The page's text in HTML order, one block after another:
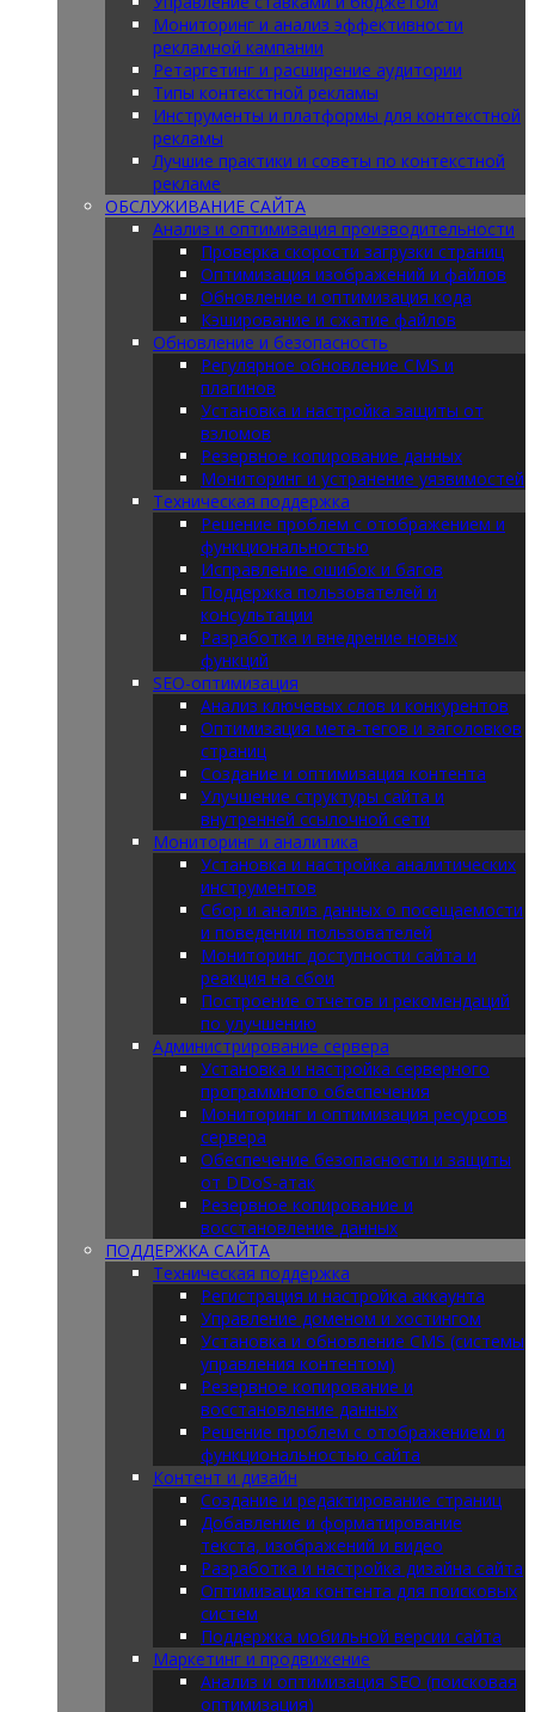
Мониторинг и анализ эффективности
рекламной кампании
Ретаргетинг и расширение аудитории
Типы контекстной рекламы
Инструменты и платформы для контекстной
рекламы
Лучшие практики и советы по контекстной
рекламе
ОБСЛУЖИВАНИЕ САЙТА
Анализ и оптимизация производительности
Проверка скорости загрузки страниц
Оптимизация изображений и файлов
Обновление и оптимизация кода
Кэширование и сжатие файлов
Обновление и безопасность
Регулярное обновление CMS и
плагинов
Установка и настройка защиты от
взломов
Резервное копирование данных
Мониторинг и устранение уязвимостей
Техническая поддержка
Решение проблем с отображением и
функциональностью
Исправление ошибок и багов
Поддержка пользователей и
консультации
Разработка и внедрение новых
функций
SEO-оптимизация
Анализ ключевых слов и конкурентов
Оптимизация мета-тегов и заголовков
страниц
Создание и оптимизация контента
Улучшение структуры сайта и
внутренней ссылочной сети
Мониторинг и аналитика
Установка и настройка аналитических
инструментов
Сбор и анализ данных о посещаемости
и поведении пользователей
Мониторинг доступности сайта и
реакция на сбои
Построение отчетов и рекомендаций
по улучшению
Администрирование сервера
Установка и настройка серверного
программного обеспечения
Мониторинг и оптимизация ресурсов
сервера
Обеспечение безопасности и защиты
от DDoS-атак
Резервное копирование и
восстановление данных
ПОДДЕРЖКА САЙТА
Техническая поддержка
Регистрация и настройка аккаунта
Управление доменом и хостингом
Установка и обновление CMS (системы
управления контентом)
Резервное копирование и
восстановление данных
Решение проблем с отображением и
функциональностью сайта
Контент и дизайн
Создание и редактирование страниц
Добавление и форматирование
текста, изображений и видео
Разработка и настройка дизайна сайта
Оптимизация контента для поисковых
систем
Поддержка мобильной версии сайта
Маркетинг и продвижение
Анализ и оптимизация SEO (поисковая
оптимизация)